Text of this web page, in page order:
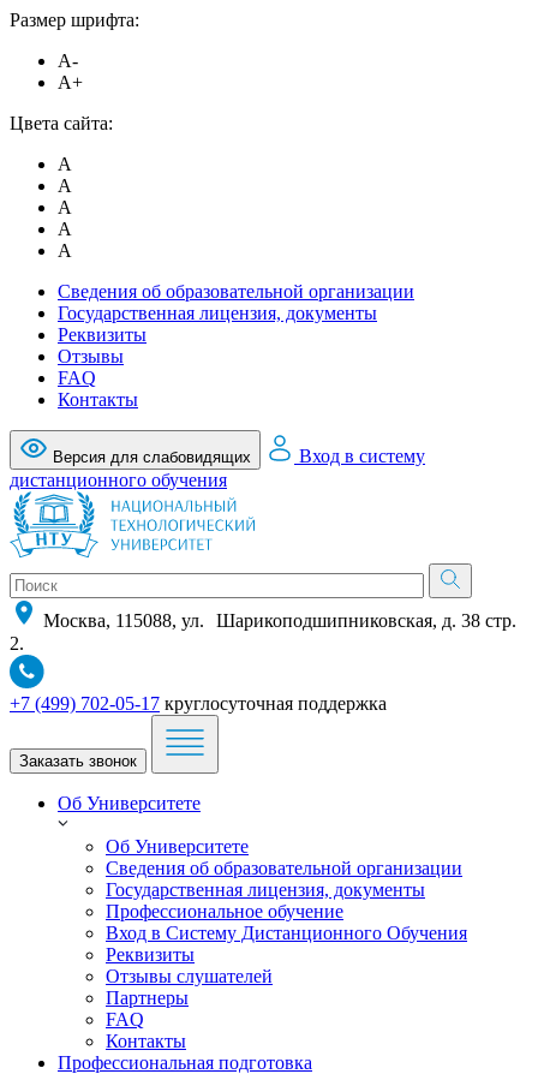
Размер шрифта:
A-
A+
Цвета сайта:
A
A
A
A
A
Сведения об образовательной организации
Государственная лицензия, документы
Реквизиты
Отзывы
FAQ
Контакты
Версия для слабовидящих
Вход в систему
дистанционного обучения
Москва, 115088, ул. Шарикоподшипниковская, д. 38 стр.
2.
+7 (499) 702-05-17 круглосуточная поддержка
Заказать звонок
Об Университете
Об Университете
Сведения об образовательной организации
Государственная лицензия, документы
Профессиональное обучение
Вход в Систему Дистанционного Обучения
Реквизиты
Отзывы слушателей
Партнеры
FAQ
Контакты
Профессиональная подготовка